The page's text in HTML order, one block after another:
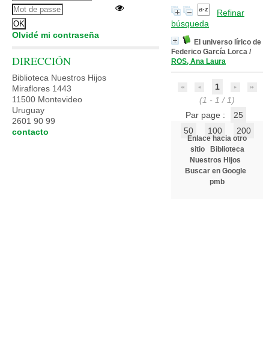
Refinar
búsqueda
El universo lírico de
Federico García Lorca /
ROS, Ana Laura
1
(1 - 1 / 1)
Par page :
25
50
100 200
Enlace hacia otro
sitio
Biblioteca
Nuestros Hijos
Buscar en Google
pmb
Olvidé mi contraseña
DIRECCIÓN
Biblioteca Nuestros Hijos
Miraflores 1443
11500 Montevideo
Uruguay
2601 90 99
contacto